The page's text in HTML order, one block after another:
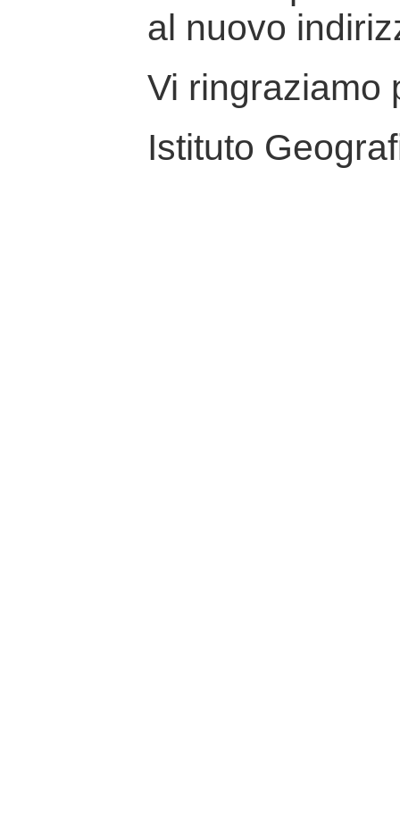
al nuovo
Vi ringraziamo
Istituto